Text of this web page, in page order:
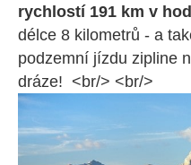
rychlostí 191 km v
délce 8 kilometrů - a
podzemní jízdu zipline
dráze! <br/> <br/>